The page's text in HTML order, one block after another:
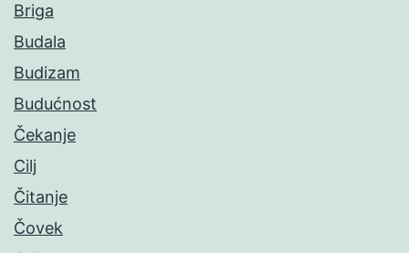
Briga
Budala
Budizam
Budućnost
Čekanje
Cilj
Čitanje
Čovek